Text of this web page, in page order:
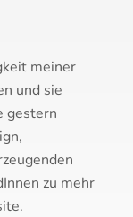
meiner
und sie
gestern
zu mehr